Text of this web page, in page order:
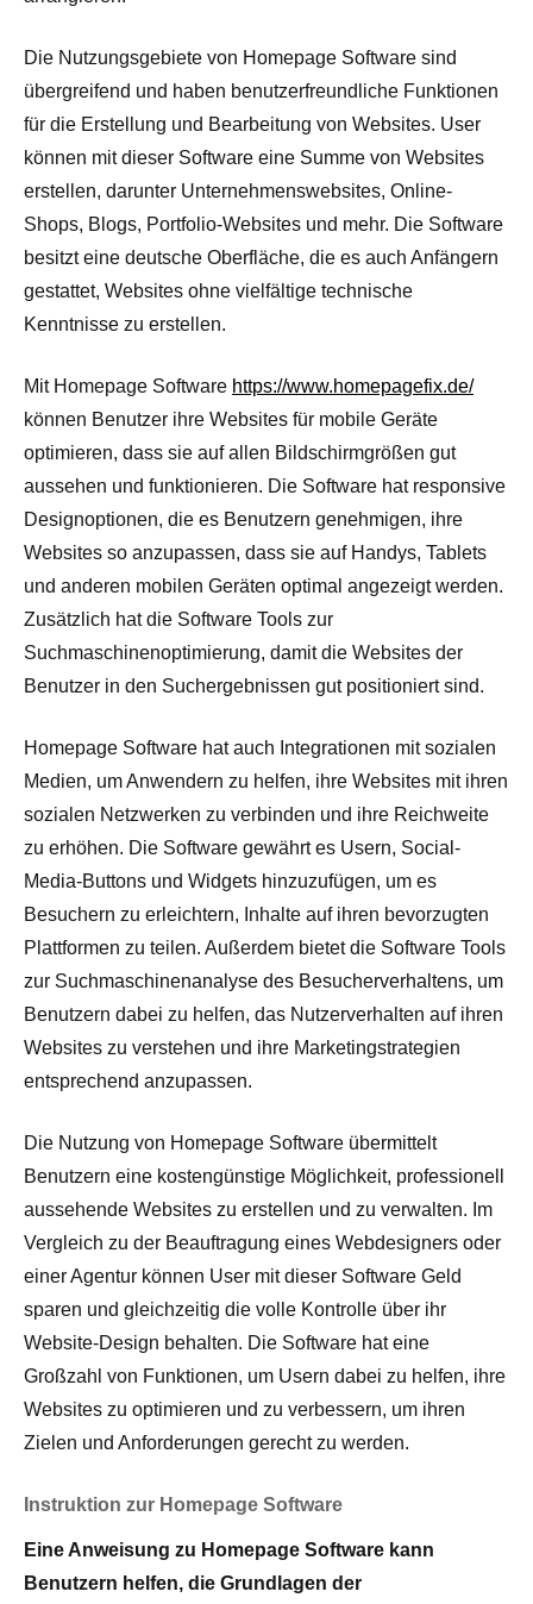
Die Nutzungsgebiete von Homepage Software sind
übergreifend und haben benutzerfreundliche Funktionen
für die Erstellung und Bearbeitung von Websites. User
können mit dieser Software eine Summe von Websites
erstellen, darunter Unternehmenswebsites, Online-
Shops, Blogs, Portfolio-Websites und mehr. Die Software
besitzt eine deutsche Oberfläche, die es auch Anfängern
gestattet, Websites ohne vielfältige technische
Kenntnisse zu erstellen.
Mit Homepage Software https://www.homepagefix.de/
können Benutzer ihre Websites für mobile Geräte
optimieren, dass sie auf allen Bildschirmgrößen gut
aussehen und funktionieren. Die Software hat responsive
Designoptionen, die es Benutzern genehmigen, ihre
Websites so anzupassen, dass sie auf Handys, Tablets
und anderen mobilen Geräten optimal angezeigt werden.
Zusätzlich hat die Software Tools zur
Suchmaschinenoptimierung, damit die Websites der
Benutzer in den Suchergebnissen gut positioniert sind.
Homepage Software hat auch Integrationen mit sozialen
Medien, um Anwendern zu helfen, ihre Websites mit ihren
sozialen Netzwerken zu verbinden und ihre Reichweite
zu erhöhen. Die Software gewährt es Usern, Social-
Media-Buttons und Widgets hinzuzufügen, um es
Besuchern zu erleichtern, Inhalte auf ihren bevorzugten
Plattformen zu teilen. Außerdem bietet die Software Tools
zur Suchmaschinenanalyse des Besucherverhaltens, um
Benutzern dabei zu helfen, das Nutzerverhalten auf ihren
Websites zu verstehen und ihre Marketingstrategien
entsprechend anzupassen.
Die Nutzung von Homepage Software übermittelt
Benutzern eine kostengünstige Möglichkeit, professionell
aussehende Websites zu erstellen und zu verwalten. Im
Vergleich zu der Beauftragung eines Webdesigners oder
einer Agentur können User mit dieser Software Geld
sparen und gleichzeitig die volle Kontrolle über ihr
Website-Design behalten. Die Software hat eine
Großzahl von Funktionen, um Usern dabei zu helfen, ihre
Websites zu optimieren und zu verbessern, um ihren
Zielen und Anforderungen gerecht zu werden.
Instruktion zur Homepage Software
Eine Anweisung zu Homepage Software kann
Benutzern helfen, die Grundlagen der